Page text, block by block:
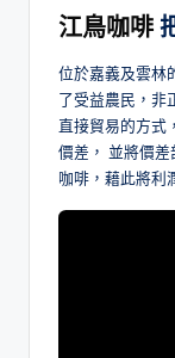
江鳥咖啡
位於嘉義及雲林
了受益農民，非
直接貿易的方式
價差， 並將價
咖啡，藉此將利